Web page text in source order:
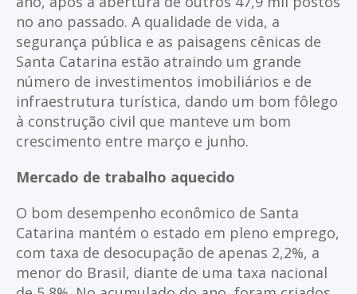
no ano passado. A qualidade de vida, a
segurança pública e as paisagens cênicas de
Santa Catarina estão atraindo um grande
número de investimentos imobiliários e de
infraestrutura turística, dando um bom fôlego
à construção civil que manteve um bom
crescimento entre março e junho.
Mercado de trabalho aquecido
O bom desempenho econômico de Santa
Catarina mantém o estado em pleno emprego,
com taxa de desocupação de apenas 2,2%, a
menor do Brasil, diante de uma taxa nacional